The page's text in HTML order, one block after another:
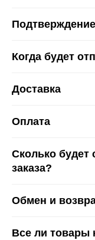
Когда будет
Доставка
Оплата
Сколько будет
заказа?
Обмен и
Все ли товары